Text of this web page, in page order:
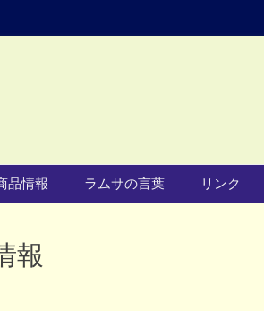
品情報 ラムサの言葉 リンク
報